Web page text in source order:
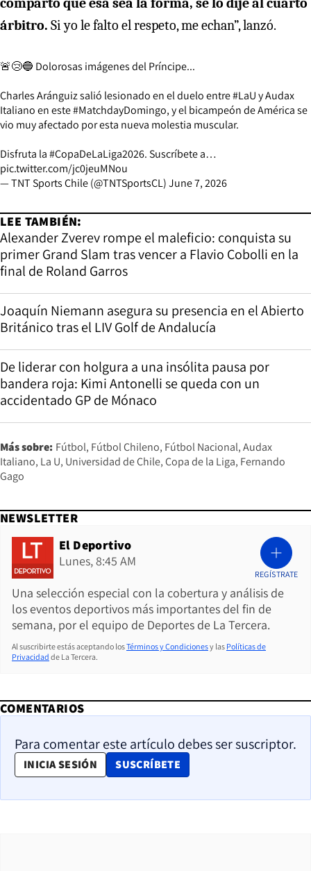
árbitro. Si yo le falto el respeto, me echan”, lanzó.
🚨😢🔵 Dolorosas imágenes del Príncipe...
Charles Aránguiz salió lesionado en el duelo entre#LaUy Audax
Italiano en este#MatchdayDomingo, y el bicampeón de América se
vio muy afectado por esta nueva molestia muscular.
Disfruta la#CopaDeLaLiga2026. Suscríbete a…
pic.twitter.com/jc0jeuMNou
— TNT Sports Chile (@TNTSportsCL)June 7, 2026
LEE TAMBIÉN:
Alexander Zverev rompe el maleficio: conquista su
primer Grand Slam tras vencer a Flavio Cobolli en la
final de Roland Garros
Joaquín Niemann asegura su presencia en el Abierto
Británico tras el LIV Golf de Andalucía
De liderar con holgura a una insólita pausa por
bandera roja: Kimi Antonelli se queda con un
accidentado GP de Mónaco
Más sobre: Fútbol Fútbol Chileno Fútbol Nacional Audax
Italiano La U Universidad de Chile Copa de la Liga Fernando
Gago
NEWSLETTER
El Deportivo
Lunes, 8:45 AM
Una selección especial con la cobertura y análisis de
los eventos deportivos más importantes del fin de
semana, por el equipo de Deportes de La Tercera.
REGÍSTRATE
Al suscribirte estás aceptando losTérminos y Condicionesy las Políticas de
Privacidad de La Tercera.
COMENTARIOS
Para comentar este artículo debes ser suscriptor.
INICIA SESIÓN SUSCRÍBETE
OPENS IN NEW WINDOW